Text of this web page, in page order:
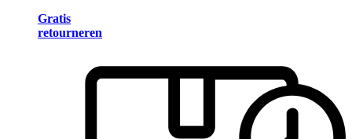
Gratis
retourneren